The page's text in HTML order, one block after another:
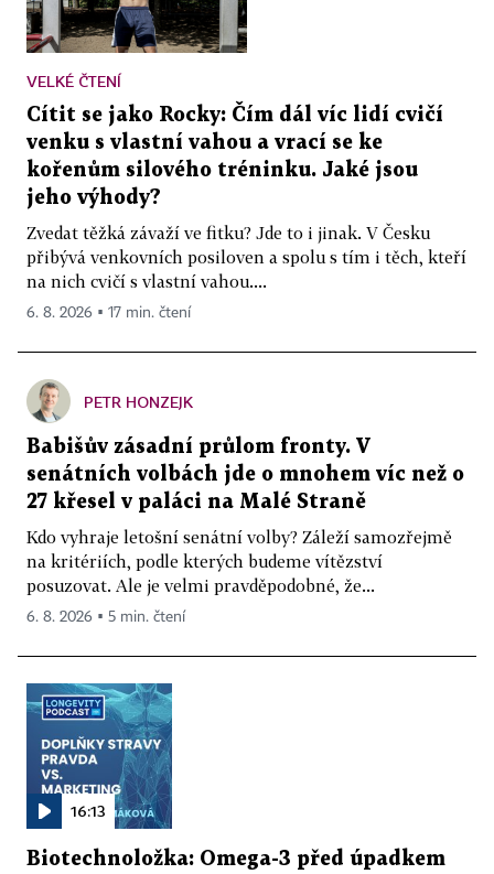
VELKÉ ČTENÍ
Cítit se jako Rocky: Čím dál víc lidí cvičí
venku s vlastní vahou a vrací se ke
kořenům silového tréninku. Jaké jsou
jeho výhody?
Zvedat těžká závaží ve fitku? Jde to i jinak. V Česku
přibývá venkovních posiloven a spolu s tím i těch, kteří
na nich cvičí s vlastní vahou....
6. 8. 2026 ▪ 17 min. čtení
PETR HONZEJK
Babišův zásadní průlom fronty. V
senátních volbách jde o mnohem víc než o
27 křesel v paláci na Malé Straně
Kdo vyhraje letošní senátní volby? Záleží samozřejmě
na kritériích, podle kterých budeme vítězství
posuzovat. Ale je velmi pravděpodobné, že...
6. 8. 2026 ▪ 5 min. čtení
16:13
Biotechnoložka: Omega-3 před úpadkem